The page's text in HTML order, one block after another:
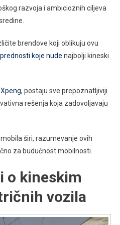
razvoja i ambicioznih ciljeva
brendove koji oblikuju ovu
prednosti koje nude najbolji kineski
Xpeng, postaju sve prepoznatljiviji
rešenja koja zadovoljavaju
širi, razumevanje ovih
za budućnost mobilnosti.
o kineskim
vozila